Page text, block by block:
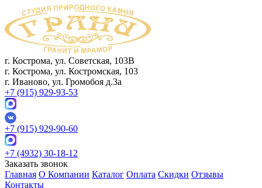
г. Кострома, ул. Советская, 103В
г. Кострома, ул. Костромская, 103
г. Иваново, ул. Громобоя д.3а
+7 (915) 929-93-53
+7 (915) 929-90-60
+7 (4932) 30-18-12
Заказать звонок
Главная О Компании Каталог Оплата Скидки Отзывы
Контакты